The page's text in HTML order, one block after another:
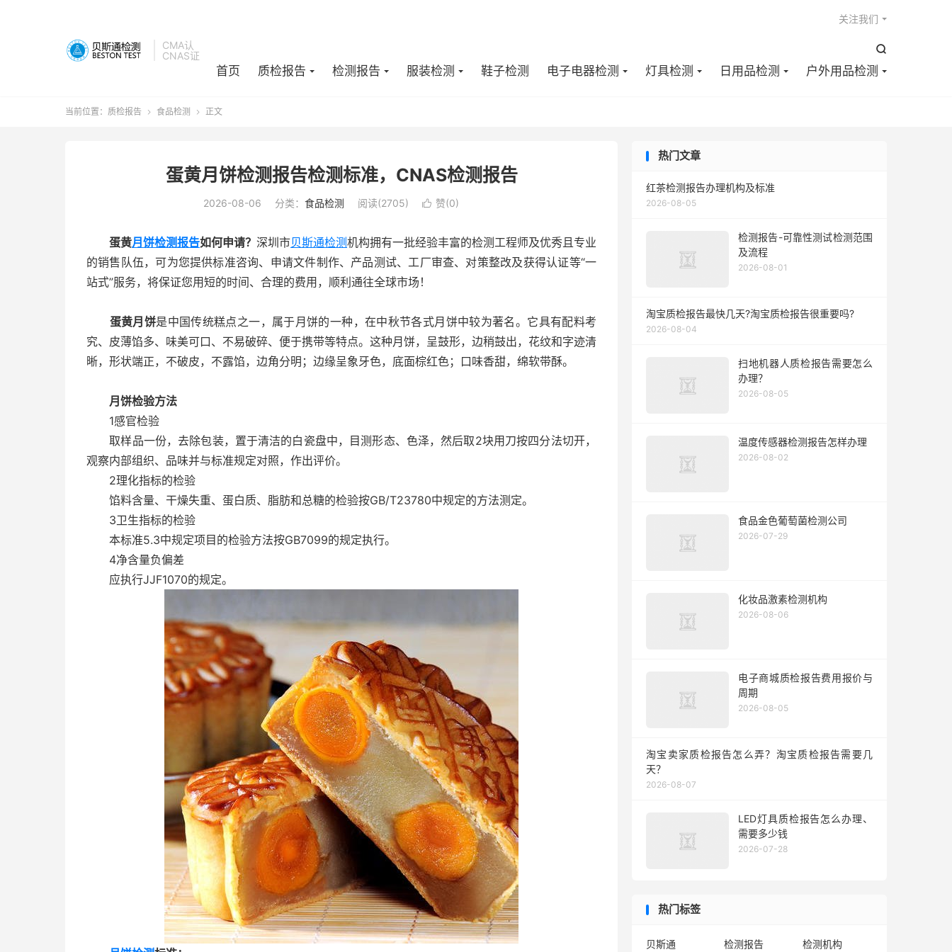
CMA认
CNAS证

首页 质检报告 检测报告 服装检测 鞋子检测 电子电器检测 灯具检测 日用品检测 户外用品检测
关注我们
当前位置： 质检报告  食品检测  正文
蛋黄月饼检测报告检测标准，CNAS检测报告
2026-08-06 分类： 食品检测 阅读(2705)  赞(0)
蛋黄月饼检测报告如何申请？ 深圳市贝斯通检测机构拥有一批经验丰富的检测工程师及优秀且专业
的销售队伍，可为您提供标准咨询、申请文件制作、产品测试、工厂审查、对策整改及获得认证等“一
站式”服务，将保证您用短的时间、合理的费用，顺利通往全球市场！
蛋黄月饼是中国传统糕点之一，属于月饼的一种，在中秋节各式月饼中较为著名。它具有配料考
究、皮薄馅多、味美可口、不易破碎、便于携带等特点。这种月饼，呈鼓形，边稍鼓出，花纹和字迹清
晰，形状端正，不破皮，不露馅，边角分明；边缘呈象牙色，底面棕红色；口味香甜，绵软带酥。
月饼检验方法
1感官检验
取样品一份，去除包装，置于清洁的白瓷盘中，目测形态、色泽，然后取2块用刀按四分法切开，
观察内部组织、品味并与标准规定对照，作出评价。
2理化指标的检验
馅料含量、干燥失重、蛋白质、脂肪和总糖的检验按GB/T23780中规定的方法测定。
3卫生指标的检验
本标准5.3中规定项目的检验方法按GB7099的规定执行。
4净含量负偏差
应执行JJF1070的规定。
热门文章
红茶检测报告办理机构及标准
2026-08-05
检测报告-可靠性测试检测范围
及流程
2026-08-01
淘宝质检报告最快几天?淘宝质检报告很重要吗?
2026-08-04
扫地机器人质检报告需要怎么
办理？
2026-08-05
温度传感器检测报告怎样办理
2026-08-02
食品金色葡萄菌检测公司
2026-07-29
化妆品激素检测机构
2026-08-06
电子商城质检报告费用报价与
周期
2026-08-05
淘宝卖家质检报告怎么弄？淘宝质检报告需要几
天？
2026-08-07
LED灯具质检报告怎么办理、
需要多少钱
2026-07-28
热门标签
贝斯通 检测报告
检测机构